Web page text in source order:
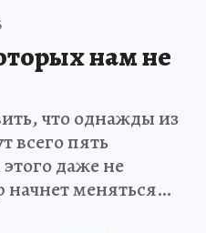
нам не
что однажды из
всего пять
даже не
начнет меняться…